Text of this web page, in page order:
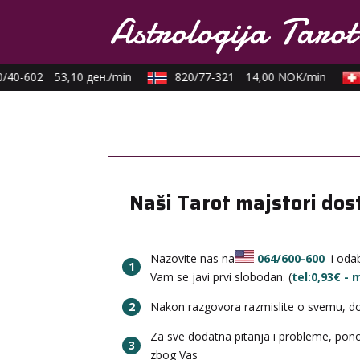
602 53,10 ден./min 820/77-321 14,00 NOK/min
Naši Tarot majstori
1
Nazovite nas na 064/600-600 i
Vam se javi prvi slobodan. (tel:0,93€ -
2
Nakon razgovora razmislite o svemu,
3
Za sve dodatna pitanja i probleme,
zbog Vas